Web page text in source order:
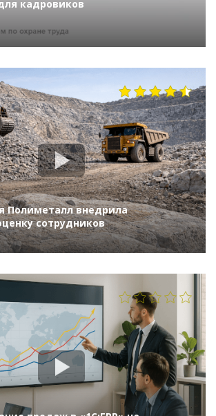
кадровиков
Полиметалл внедрила
сотрудников